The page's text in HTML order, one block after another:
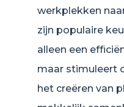
werkplekken
zijn populaire
alleen een
maar stimuleert
het creëren van